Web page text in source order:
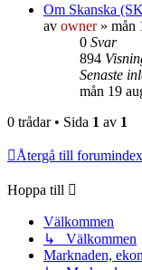
Om Skanska
av owner» mån
0 Svar
894
Senaste
mån 19
0 trådar • Sida 1 av 1
Återgå till forumindex
Hoppa till
Välkommen
↳ Välkommen
Marknaden,